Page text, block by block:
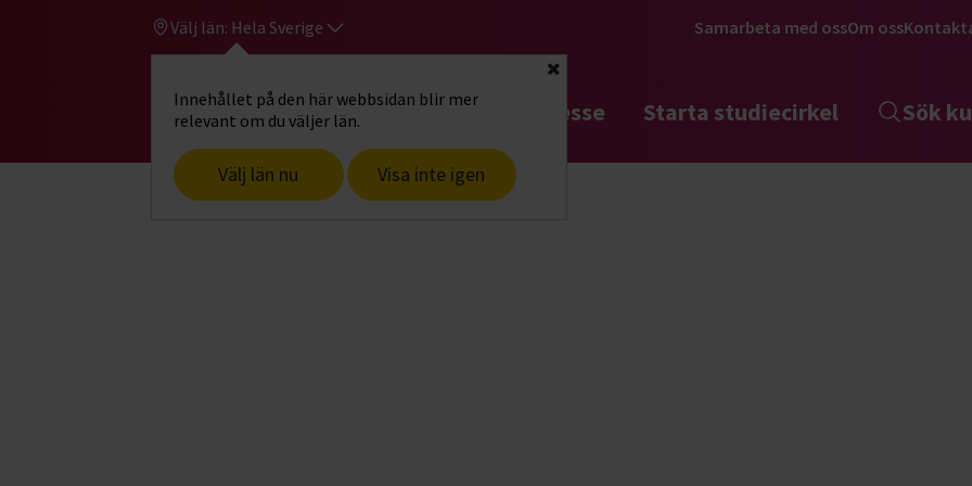
Välj län: Hela Sverige
Innehållet på den här webbsidan blir mer
relevant om du väljer län.
Välj län nu Visa inte igen
Stäng
Samarbeta med ossOm oss
Gå till studiefrämjandets startsidaHitta intresse Starta studiecirkel Sök